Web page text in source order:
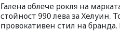
Галена облече рокля на
стойност 990 лева за Хелуин.
провокативен стил на бранда.